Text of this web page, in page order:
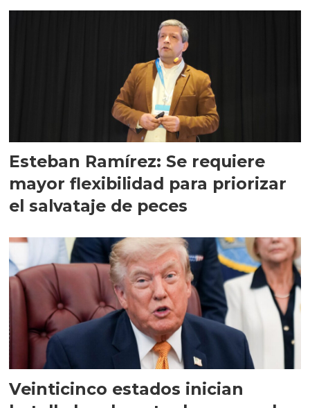
Esteban Ramírez: Se requiere
mayor flexibilidad para priorizar
el salvataje de peces
Veinticinco estados inician